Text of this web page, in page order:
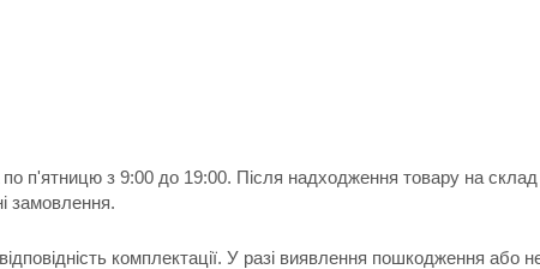
п'ятницю з 9:00 до 19:00. Після надходження товару на
замовлення.
комплектації. У разі виявлення пошкодження або